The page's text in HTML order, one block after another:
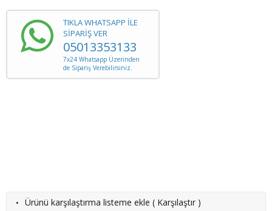
TIKLA WHATSAPP İLE
SİPARİŞ VER
05013353133
7x24 Whatsapp Üzerinden
de Sipariş Verebilirsiniz.
· Ürünü karşılaştırma listeme ekle ( Karşılaştır )